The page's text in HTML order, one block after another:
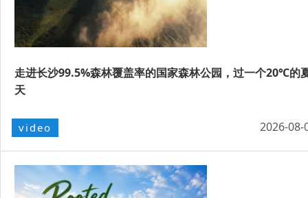
走进长沙99.5%森林覆盖率的国家森林公园，过一个20℃的
天
video 2026-08-